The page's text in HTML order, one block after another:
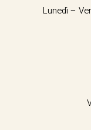
Lunedì –